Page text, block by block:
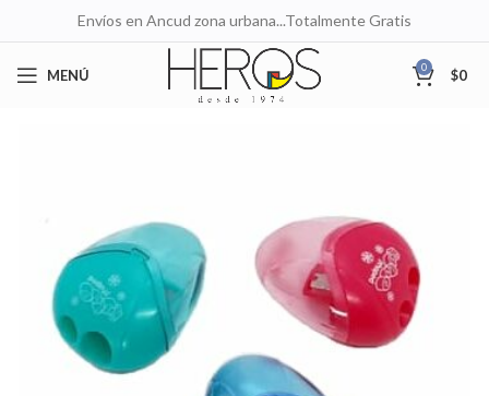
Envíos en Ancud zona urbana...Totalmente Gratis
MENÚ 0 $0